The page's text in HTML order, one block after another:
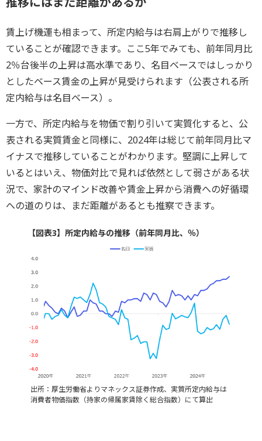
賃上げ機運も相まって、所定内給与は右肩上がりで推移し
ていることが確認できます。ここ5年でみても、前年同月比
2％台後半の上昇は高水準であり、名目ベースではしっかり
としたベース賃金の上昇が見受けられます（公表される所
定内給与は名目ベース）。
一方で、所定内給与を物価で割り引いて実質化すると、公
表される実質賃金と同様に、2024年は総じて前年同月比マ
イナスで推移していることがわかります。堅調に上昇して
いるとはいえ、物価対比で見れば依然として弱さがある状
況で、家計のマインド改善や賃金上昇から消費への好循環
への道のりは、まだ距離があるとも推察できます。
【図表3】所定内給与の推移（前年同月比、％）
出所：厚生労働省よりマネックス証券作成、実質所定内給与は
消費者物価指数（持家の帰属家賃除く総合指数）にて算出